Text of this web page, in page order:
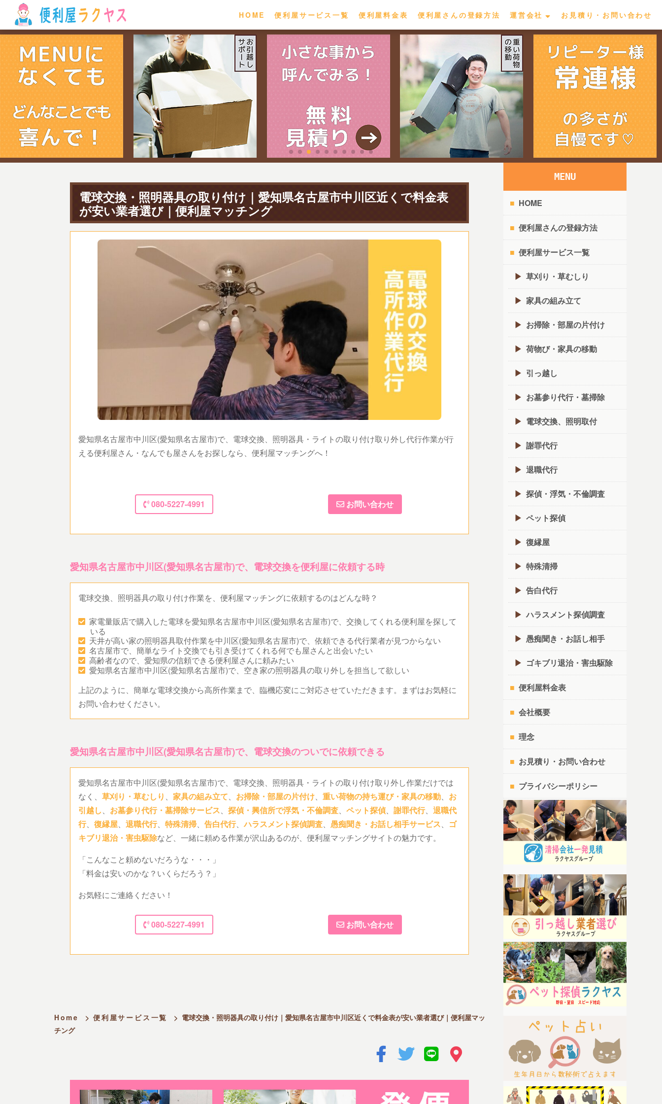
HOME 便利屋サービス一覧 便利屋料金表 便利屋さんの登録方法 運営会社 お見積り・お問い合わせ
電球交換・照明器具の取り付け｜愛知県名古屋市中川区近くで料金表
が安い業者選び｜便利屋マッチング
愛知県名古屋市中川区(愛知県名古屋市)で、電球交換、照明器具・ライトの取り付け取り外し代行作業が行
える便利屋さん・なんでも屋さんをお探しなら、便利屋マッチングへ！
080-5227-4991 お問い合わせ
愛知県名古屋市中川区(愛知県名古屋市)で、電球交換を便利屋に依頼する時
電球交換、照明器具の取り付け作業を、便利屋マッチングに依頼するのはどんな時？
家電量販店で購入した電球を愛知県名古屋市中川区(愛知県名古屋市)で、交換してくれる便利屋を探して
いる
天井が高い家の照明器具取付作業を中川区(愛知県名古屋市)で、依頼できる代行業者が見つからない
名古屋市で、簡単なライト交換でも引き受けてくれる何でも屋さんと出会いたい
高齢者なので、愛知県の信頼できる便利屋さんに頼みたい
愛知県名古屋市中川区(愛知県名古屋市)で、空き家の照明器具の取り外しを担当して欲しい
上記のように、簡単な電球交換から高所作業まで、臨機応変にご対応させていただきます。まずはお気軽に
お問い合わせください。
愛知県名古屋市中川区(愛知県名古屋市)で、電球交換のついでに依頼できる
愛知県名古屋市中川区(愛知県名古屋市)で、電球交換、照明器具・ライトの取り付け取り外し作業だけでは
なく、 草刈り・草むしり 、 家具の組み立て、 お掃除・部屋の片付け、 重い荷物の持ち運び・家具の移動、 お
引越し、 お墓参り代行・墓掃除サービス、 探偵・興信所で浮気・不倫調査、 ペット探偵、 謝罪代行、 退職代
行、 復縁屋、 退職代行、 特殊清掃、 告白代行、ハラスメント探偵調査、 愚痴聞き・お話し相手サービス、 ゴ
キブリ退治・害虫駆除など、一緒に頼める作業が沢山あるのが、便利屋マッチングサイトの魅力です。
「こんなこと頼めないだろうな・・・」
「料金は安いのかな？いくらだろう？」
お気軽にご連絡ください！
080-5227-4991 お問い合わせ
Home > 便利屋サービス一覧 > 電球交換・照明器具の取り付け｜愛知県名古屋市中川区近くで料金表が安い業者選び｜便利屋マッ
チング
MENU
HOME
便利屋さんの登録方法
便利屋サービス一覧
草刈り・草むしり
家具の組み立て
お掃除・部屋の片付け
荷物び・家具の移動
引っ越し
お墓参り代行・墓掃除
電球交換、照明取付
謝罪代行
退職代行
探偵・浮気・不倫調査
ペット探偵
復縁屋
特殊清掃
告白代行
ハラスメント探偵調査
愚痴聞き・お話し相手
ゴキブリ退治・害虫駆除
便利屋料金表
会社概要
理念
お見積り・お問い合わせ
プライバシーポリシー